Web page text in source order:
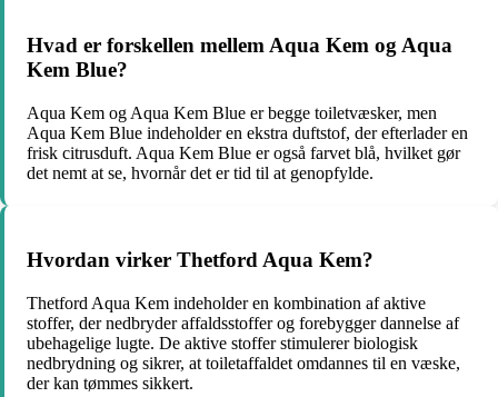
Hvad er forskellen mellem Aqua Kem og Aqua
Kem Blue?
Aqua Kem og Aqua Kem Blue er begge toiletvæsker, men
Aqua Kem Blue indeholder en ekstra duftstof, der efterlader en
frisk citrusduft. Aqua Kem Blue er også farvet blå, hvilket gør
det nemt at se, hvornår det er tid til at genopfylde.
Hvordan virker Thetford Aqua Kem?
Thetford Aqua Kem indeholder en kombination af aktive
stoffer, der nedbryder affaldsstoffer og forebygger dannelse af
ubehagelige lugte. De aktive stoffer stimulerer biologisk
nedbrydning og sikrer, at toiletaffaldet omdannes til en væske,
der kan tømmes sikkert.